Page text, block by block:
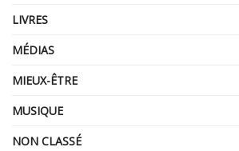
LIVRES
MÉDIAS
MIEUX-ÊTRE
MUSIQUE
NON CLASSÉ